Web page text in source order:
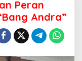
Peran
Andra”